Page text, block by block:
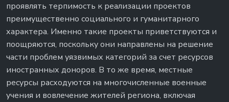
проявлять терпимость к реализации проектов
преимущественно социального и гуманитарного
характера. Именно такие проекты приветствуются и
поощряются, поскольку они направлены на решение
части проблем уязвимых категорий за счет ресурсов
иностранных доноров. В то же время, местные
ресурсы расходуются на многочисленные военные
учения и вовлечение жителей региона, включая